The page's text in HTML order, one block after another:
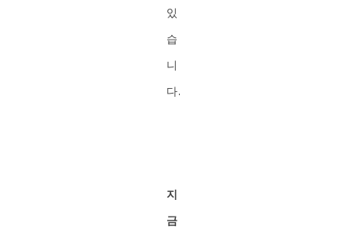
있
습
니
다.
지
금